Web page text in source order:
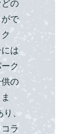
の
で
は
ク
の
、
ラ